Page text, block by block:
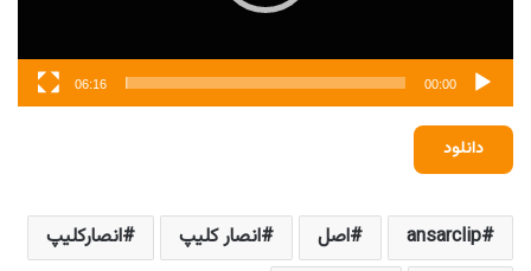
00:00
06:16
دانلود
ansarclip اصل انصار کلیپ
انصارکلیپ